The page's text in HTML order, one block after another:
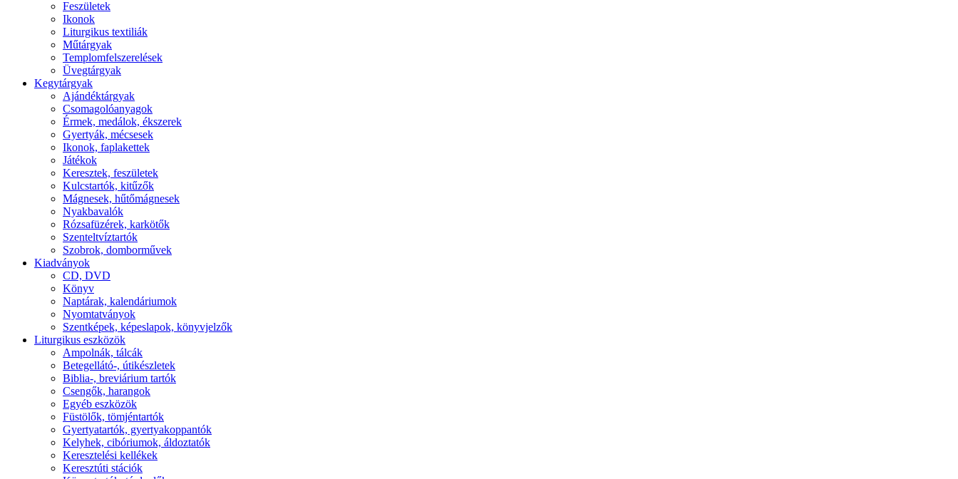
Feszületek
Ikonok
Liturgikus textiliák
Műtárgyak
Templomfelszerelések
Üvegtárgyak
Kegytárgyak
Ajándéktárgyak
Csomagolóanyagok
Érmek, medálok, ékszerek
Gyertyák, mécsesek
Ikonok, faplakettek
Játékok
Keresztek, feszületek
Kulcstartók, kitűzők
Mágnesek, hűtőmágnesek
Nyakbavalók
Rózsafüzérek, karkötők
Szenteltvíztartók
Szobrok, domborművek
Kiadványok
CD, DVD
Könyv
Naptárak, kalendáriumok
Nyomtatványok
Szentképek, képeslapok, könyvjelzők
Liturgikus eszközök
Ampolnák, tálcák
Betegellátó-, útikészletek
Biblia-, breviárium tartók
Csengők, harangok
Egyéb eszközök
Füstölők, tömjéntartók
Gyertyatartók, gyertyakoppantók
Kelyhek, cibóriumok, áldoztatók
Keresztelési kellékek
Keresztúti stációk